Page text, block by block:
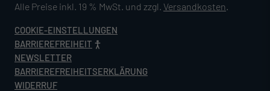
Alle Preise inkl. 19 % MwSt. und zzgl. Versandkosten.
COOKIE-EINSTELLUNGEN
BARRIEREFREIHEIT
NEWSLETTER
BARRIEREFREIHEITSERKLÄRUNG
WIDERRUF